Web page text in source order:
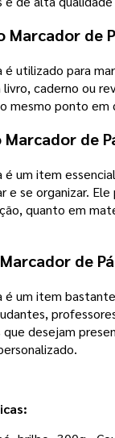
Marcador de
é utilizado para
caderno ou
mesmo ponto em
de
é um item
e se organizar.
quanto em
de
é um item
desejam